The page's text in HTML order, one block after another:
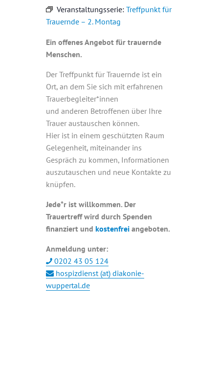
Veranstaltungsserie: Treffpunkt für
Trauernde – 2. Montag
Ein offenes Angebot für trauernde
Menschen.
Der Treffpunkt für Trauernde ist ein
Ort, an dem Sie sich mit erfahrenen
Trauerbegleiter*innen
und anderen Betroffenen über Ihre
Trauer austauschen können.
Hier ist in einem geschützten Raum
Gelegenheit, miteinander ins
Gespräch zu kommen, Informationen
auszutauschen und neue Kontakte zu
knüpfen.
Jede*r ist willkommen. Der
Trauertreff wird durch Spenden
finanziert und kostenfrei angeboten.
Anmeldung unter:
0202 43 05 124
hospizdienst (at) diakonie-
wuppertal.de